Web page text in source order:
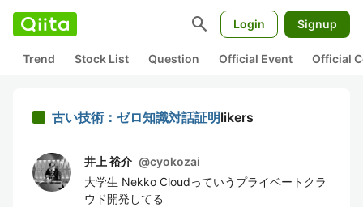
search Login Signup
Trend Stock List Question Official Event Official
古い技術：ゼロ知識対話証明likers
井上 裕介 @cyokozai
大学生 Nekko Cloudっていうプライベートクラ
ウド開発してる